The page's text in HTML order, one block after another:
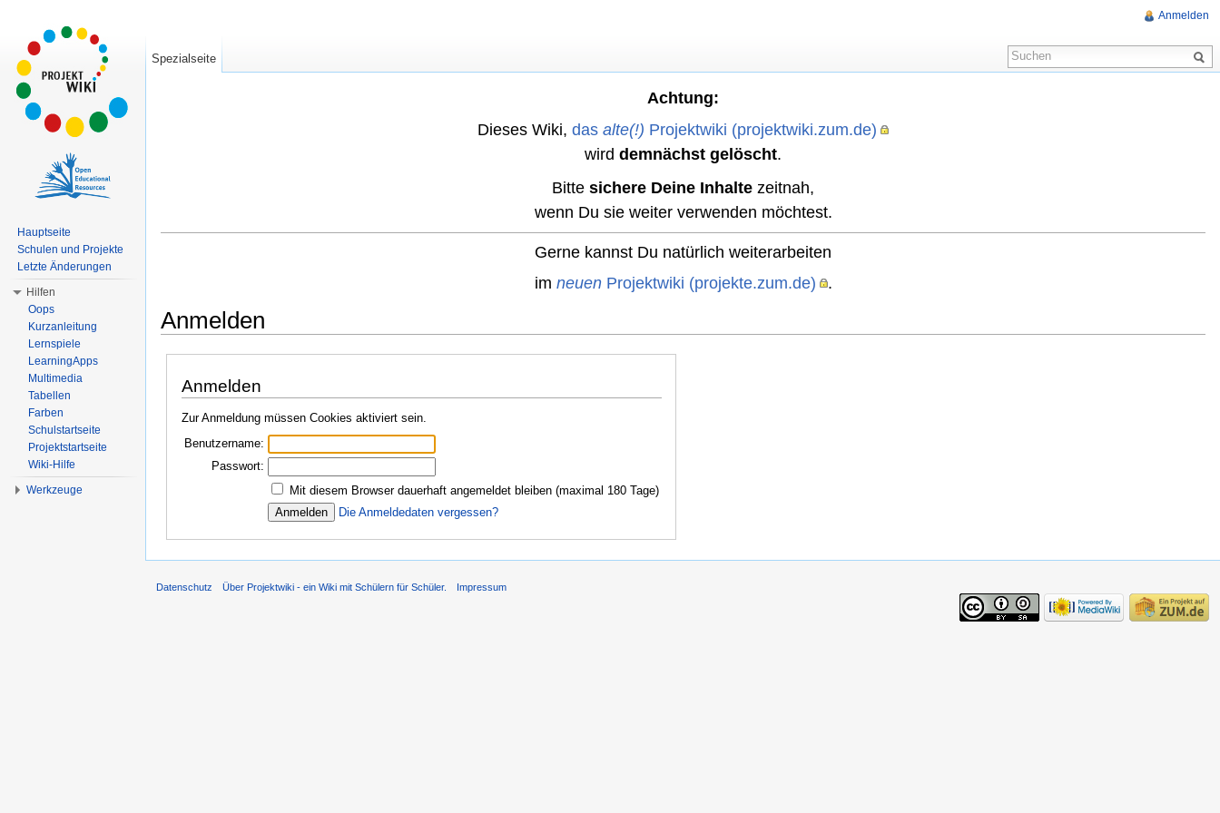
Achtung:
Dieses Wiki, das alte(!) Projektwiki (projektwiki.zum.de)
wird demnächst gelöscht.
Bitte sichere Deine Inhalte zeitnah,
wenn Du sie weiter verwenden möchtest.
Gerne kannst Du natürlich weiterarbeiten
im neuenProjektwiki (projekte.zum.de) .
Anmelden
Anmelden
Zur Anmeldung müssen Cookies aktiviert sein.
Benutzername:
Passwort:
Mit diesem Browser dauerhaft angemeldet bleiben (maximal 180 Tage)
Die Anmeldedaten vergessen?
Anmelden
Spezialseite
Hauptseite
Schulen und Projekte
Letzte Änderungen
Hilfen
Oops
Kurzanleitung
Lernspiele
LearningApps
Multimedia
Tabellen
Farben
Schulstartseite
Projektstartseite
Wiki-Hilfe
Werkzeuge
Datenschutz Über Projektwiki - ein Wiki mit Schülern für Schüler. Impressum